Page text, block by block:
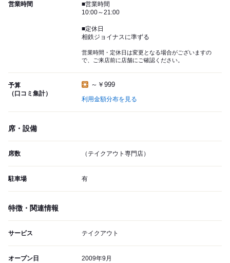
営業時間
■営業時間
10:00～21:00
■定休日
相鉄ジョイナスに準ずる
営業時間・定休日は変更となる場合がございますの
で、ご来店前に店舗にご確認ください。
予算
（口コミ集計）
～￥999
利用金額分布を見る
席・設備
席数 （テイクアウト専門店）
駐車場 有
特徴・関連情報
サービス テイクアウト
オープン日 2009年9月